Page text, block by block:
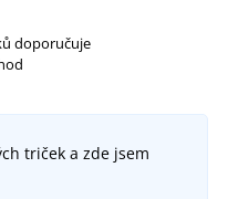
doporučuje
triček a zde jsem